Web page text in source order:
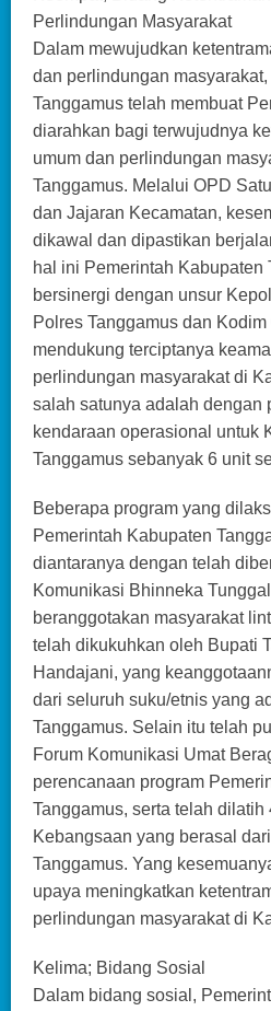
Perlindungan Masyarakat
Dalam mewujudkan
dan perlindungan
Tanggamus telah membuat
diarahkan bagi terwujudnya
umum dan perlindungan
Tanggamus. Melalui OPD
dan Jajaran Kecamatan,
dikawal dan dipastikan
hal ini Pemerintah Kabupaten
bersinergi dengan unsur
Polres Tanggamus dan
mendukung terciptanya
perlindungan masyarakat di
salah satunya adalah dengan
kendaraan operasional untuk
Tanggamus sebanyak 6 unit
Beberapa program yang
Pemerintah Kabupaten
diantaranya dengan telah
Komunikasi Bhinneka
beranggotakan masyarakat
telah dikukuhkan oleh Bupati
Handajani, yang
dari seluruh suku/etnis yang
Tanggamus. Selain itu telah
Forum Komunikasi Umat
perencanaan program
Tanggamus, serta telah dilatih
Kebangsaan yang berasal
Tanggamus. Yang
upaya meningkatkan
perlindungan masyarakat di
Kelima; Bidang Sosial
Dalam bidang sosial,